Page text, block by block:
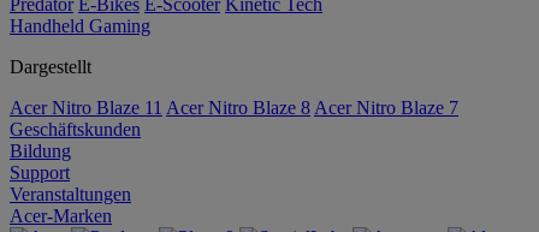
Predator E-Bikes E-Scooter Kinetic Tech
Handheld Gaming
Dargestellt
Acer Nitro Blaze 11 Acer Nitro Blaze 8 Acer Nitro Blaze 7
Geschäftskunden
Bildung
Support
Veranstaltungen
Acer-Marken